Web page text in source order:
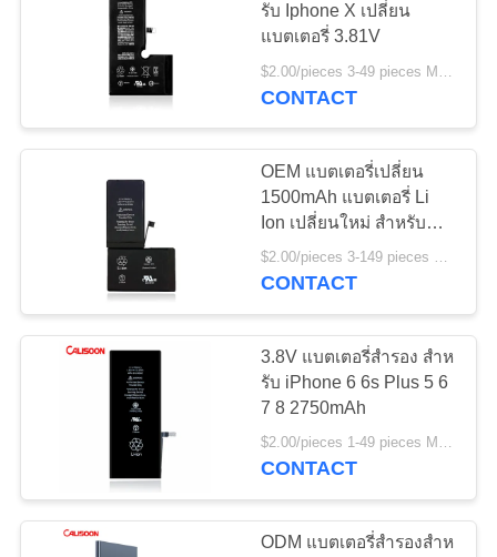
PRIVACY
POLICY
แบตเตอรี่โทรศัพท์มือ
ถือแบบถอดได้
การเปลี่ยนแบตเตอรี่
สําหรับ iPhone X
25
รับ Iphone X เปลี่ยน
แบตเตอรี่ 3.81V
$2.00/pieces 3-49 pieces MOQ:3 ชิ้น
CONTACT
OEM แบตเตอรี่เปลี่ยน
1500mAh แบตเตอรี่ Li
Ion เปลี่ยนใหม่ สําหรับ
Iphone X
$2.00/pieces 3-149 pieces MOQ:3 ชิ้น
CONTACT
3.8V แบตเตอรี่สํารอง สําห
รับ iPhone 6 6s Plus 5 6
7 8 2750mAh
$2.00/pieces 1-49 pieces MOQ:3 ชิ้น
CONTACT
ODM แบตเตอรี่สํารองสําห